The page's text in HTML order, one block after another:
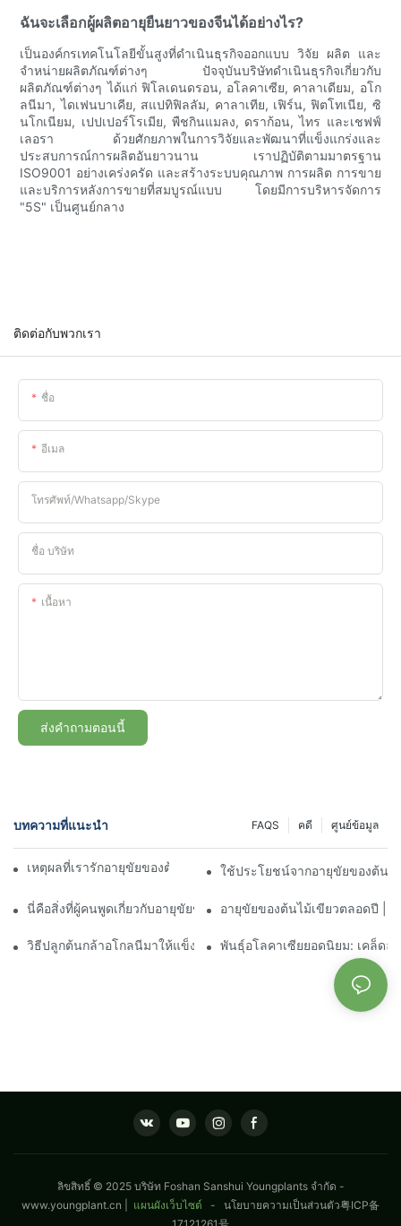
ฉันจะเลือกผู้ผลิตอายุยืนยาวของจีนได้อย่างไร?
เป็นองค์กรเทคโนโลยีขั้นสูงที่ดำเนินธุรกิจออกแบบ วิจัย ผลิต และ
จำหน่ายผลิตภัณฑ์ต่างๆ ปัจจุบันบริษัทดำเนินธุรกิจเกี่ยวกับ
ผลิตภัณฑ์ต่างๆ ได้แก่ ฟิโลเดนดรอน, อโลคาเซีย, คาลาเดียม, อโก
ลนีมา, ไดเฟนบาเคีย, สแปทิฟิลลัม, คาลาเทีย, เฟิร์น, ฟิตโทเนีย, ซิ
นโกเนียม, เปปเปอร์โรเมีย, พืชกินแมลง, ดราก้อน, ไทร และเชฟฟ์
เลอรา ด้วยศักยภาพในการวิจัยและพัฒนาที่แข็งแกร่งและ
ประสบการณ์การผลิตอันยาวนาน เราปฏิบัติตามมาตรฐาน
ISO9001 อย่างเคร่งครัด และสร้างระบบคุณภาพ การผลิต การขาย
และบริการหลังการขายที่สมบูรณ์แบบ โดยมีการบริหารจัดการ
"5S" เป็นศูนย์กลาง
ติดต่อกับพวกเรา
ชื่อ
อีเมล
โทรศัพท์/whatsapp/skype
ชื่อ บริษัท
เนื้อหา
ส่งคำถามตอนนี้
บทความที่แนะนำ ศูนย์ข้อมูล
คดี
FAQS
เหตุผลที่เรารักอายุขัยของต้นไม้เขียวชอุ่มตลอดปีของจีน
ใช้ประโยชน์จากอายุขัยของต้นไ
นี่คือสิ่งที่ผู้คนพูดเกี่ยวกับอายุขัยของต้นไม้เขียวชอุ่มตลอดปีของจีน
อายุขัยของต้นไม้เขียวตลอดปี | ต้
วิธีปลูกต้นกล้าอโกลนีมาให้แข็งแรงอย่างประสบความสำเร็จ
พันธุ์อโลคาเซียยอดนิยม: เคล็ดลั
ลิขสิทธิ์ © 2025 บริษัท Foshan Sanshui Youngplants จำกัด -
www.youngplant.cn
แผนผังเว็บไซต์ - นโยบายความเป็นส่วนตัว粤ICP备